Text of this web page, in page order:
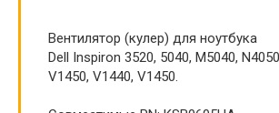
Вентилятор (кулер) для ноутбука
Dell Inspiron 3520, 5040, M5040,
V1450, V1440, V1450.